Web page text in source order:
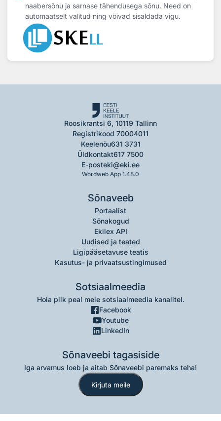
naabersõnu ja sarnase tähendusega sõnu. Need on
automaatselt valitud ning võivad sisaldada vigu.
Roosikrantsi 6, 10119 Tallinn
Registrikood 70004011
Keelenõu631 3731
Üldkontakt617 7500
E-posteki@eki.ee
Wordweb App 1.48.0
Sõnaveeb
Portaalist
Sõnakogud
Ekilex API
Uudised ja teated
Ligipääsetavuse teatis
Kasutus- ja privaatsustingimused
Sotsiaalmeedia
Hoia pilk peal meie sotsiaalmeedia kanalitel.
Facebook
Youtube
LinkedIn
Sõnaveebi tagasiside
Iga arvamus loeb ja aitab Sõnaveebi paremaks teha!
Kirjuta meile